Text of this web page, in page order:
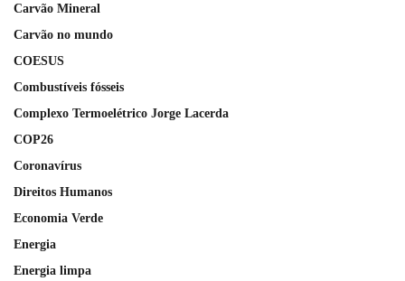
Carvão Mineral
Carvão no mundo
COESUS
Combustíveis fósseis
Complexo Termoelétrico Jorge Lacerda
COP26
Coronavírus
Direitos Humanos
Economia Verde
Energia
Energia limpa